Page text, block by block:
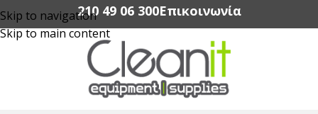
Skip to navigation
Skip to main content
210 49 06 300‬Επικοινωνία